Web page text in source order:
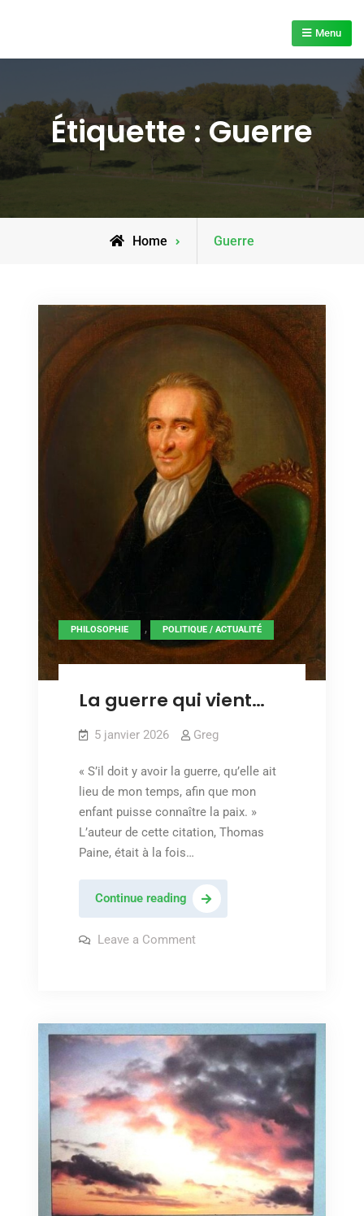
Menu
Étiquette : Guerre
Home
Posts
Guerre
PHILOSOPHIE , POLITIQUE / ACTUALITÉ
La guerre qui vient…
5 janvier 2026 Greg
« S’il doit y avoir la guerre, qu’elle ait
lieu de mon temps, afin que mon
enfant puisse connaître la paix. »
L’auteur de cette citation, Thomas
Paine, était à la fois…
Continue readingLa
guerre
qui
Leave a Commenton